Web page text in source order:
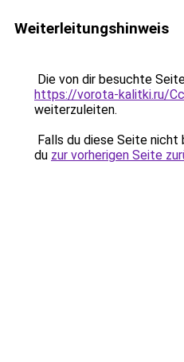
Weiterleitungshinweis
Die von dir besuchte
https://vorota-kalitki.ru/
weiterzuleiten.
Falls du diese Seite
du zur vorherigen Seite